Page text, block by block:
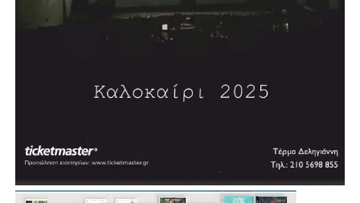
ΤΑΚΗΣ ΜΑΝΔΡΑΦΛΗΣ ΔΗΜΟΤΙΚΟΣ ΣΥΜΒΟΥΛΟΣ
ΑΙΓΑΛΕΩ
ΔΗΜΗΤΡΗΣ ΛΙΟΣΗΣ ΔΗΜΟΤΙΚΟΣ ΣΥΜΒΟΥΛΟΣ ΙΛΙΟΥ
ΓΙΑΝΝΗΣ ΧΑΡΑΛΑΜΠΟΠΟΥΛΟΣ ΔΗΜΟΤΙΚΟΣ